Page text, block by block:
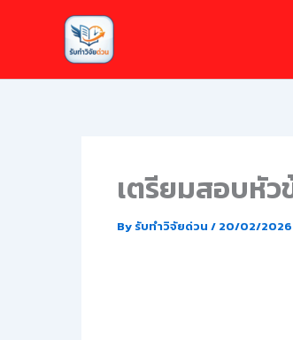
เตรียมสอบหัว
By รับทำวิจัยด่วน / 20/02/2026